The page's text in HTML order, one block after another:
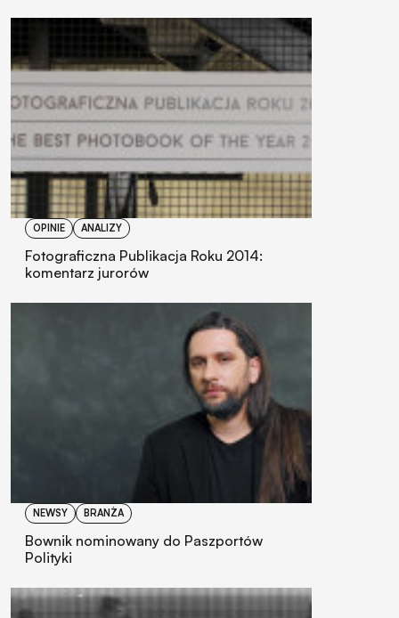
OPINIE ANALIZY
Fotograficzna Publikacja Roku 2014:
komentarz jurorów
NEWSY BRANŻA
Bownik nominowany do Paszportów
Polityki